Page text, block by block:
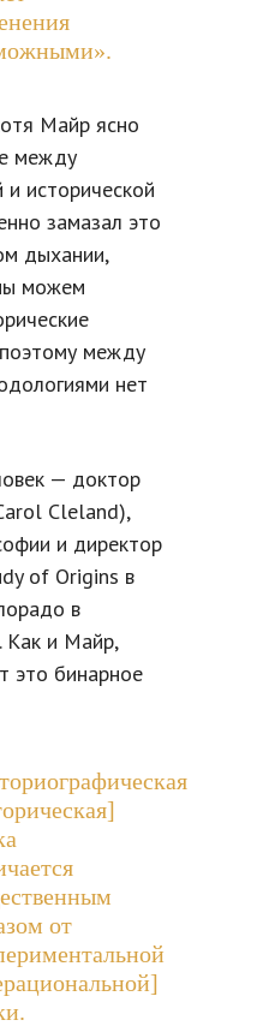
Майр ясно
между
исторической
замазал это
дыхании,
можем
между
нет
— доктор
Cleland),
и директор
of Origins в
в
Как и Майр,
это бинарное
от